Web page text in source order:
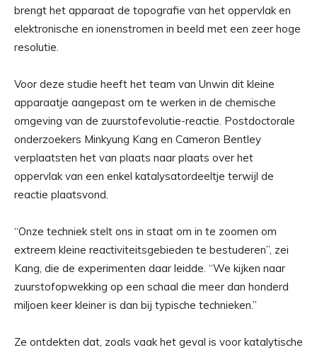
brengt het apparaat de topografie van het oppervlak en
elektronische en ionenstromen in beeld met een zeer hoge
resolutie.
Voor deze studie heeft het team van Unwin dit kleine
apparaatje aangepast om te werken in de chemische
omgeving van de zuurstofevolutie-reactie. Postdoctorale
onderzoekers Minkyung Kang en Cameron Bentley
verplaatsten het van plaats naar plaats over het
oppervlak van een enkel katalysatordeeltje terwijl de
reactie plaatsvond.
“Onze techniek stelt ons in staat om in te zoomen om
extreem kleine reactiviteitsgebieden te bestuderen”, zei
Kang, die de experimenten daar leidde. “We kijken naar
zuurstofopwekking op een schaal die meer dan honderd
miljoen keer kleiner is dan bij typische technieken.”
Ze ontdekten dat, zoals vaak het geval is voor katalytische